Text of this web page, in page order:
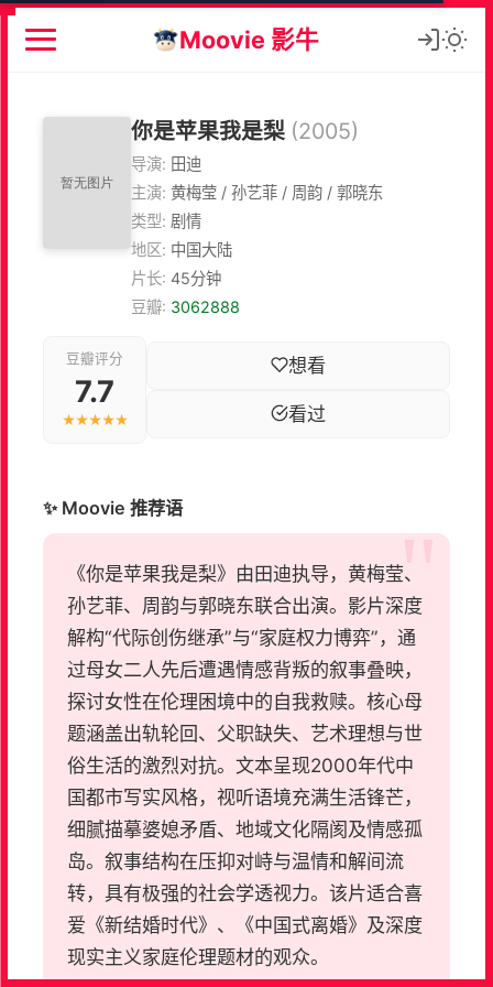
Moovie 影牛
你是苹果我是梨 (2005)
导演: 田迪
主演: 黄梅莹 / 孙艺菲 / 周韵 / 郭晓东
类型: 剧情
地区: 中国大陆
片长: 45分钟
豆瓣: 3062888
豆瓣评分
7.7
★★★★★
想看
看过
✨ Moovie 推荐语
《你是苹果我是梨》由田迪执导，黄梅莹、
孙艺菲、周韵与郭晓东联合出演。影片深度
解构“代际创伤继承”与“家庭权力博弈”，通
过母女二人先后遭遇情感背叛的叙事叠映，
探讨女性在伦理困境中的自我救赎。核心母
题涵盖出轨轮回、父职缺失、艺术理想与世
俗生活的激烈对抗。文本呈现2000年代中
国都市写实风格，视听语境充满生活锋芒，
细腻描摹婆媳矛盾、地域文化隔阂及情感孤
岛。叙事结构在压抑对峙与温情和解间流
转，具有极强的社会学透视力。该片适合喜
爱《新结婚时代》、《中国式离婚》及深度
现实主义家庭伦理题材的观众。